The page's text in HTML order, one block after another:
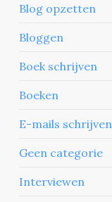
Blog opzetten
Bloggen
Boek schrijven
Boeken
E-mails schrijven
Geen categorie
Interviewen